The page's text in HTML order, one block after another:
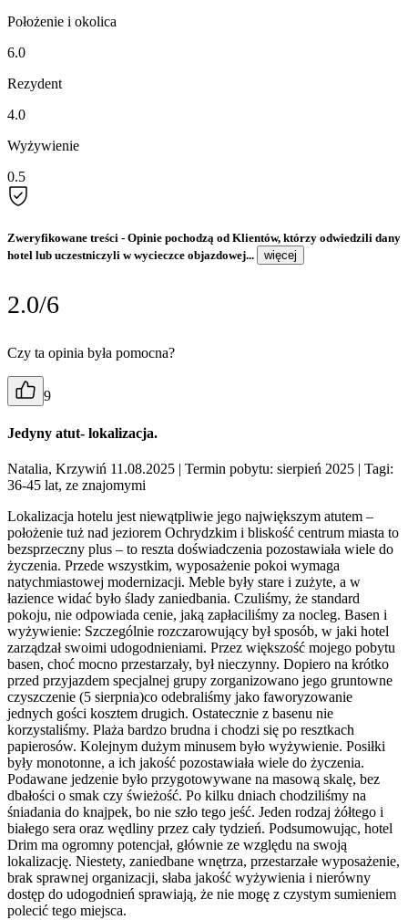
Położenie i okolica
6.0
Rezydent
4.0
Wyżywienie
0.5
Zweryfikowane treści - Opinie pochodzą od Klientów, którzy odwiedzili dany
hotel lub uczestniczyli w wycieczce objazdowej...
więcej
2.0/6
Czy ta opinia była pomocna?
9
Jedyny atut- lokalizacja.
Natalia, Krzywiń 11.08.2025 | Termin pobytu: sierpień 2025 | Tagi:
36-45 lat, ze znajomymi
Lokalizacja hotelu jest niewątpliwie jego największym atutem –
położenie tuż nad jeziorem Ochrydzkim i bliskość centrum miasta to
bezsprzeczny plus – to reszta doświadczenia pozostawiała wiele do
życzenia. Przede wszystkim, wyposażenie pokoi wymaga
natychmiastowej modernizacji. Meble były stare i zużyte, a w
łazience widać było ślady zaniedbania. Czuliśmy, że standard
pokoju, nie odpowiada cenie, jaką zapłaciliśmy za nocleg. Basen i
wyżywienie: Szczególnie rozczarowujący był sposób, w jaki hotel
zarządzał swoimi udogodnieniami. Przez większość mojego pobytu
basen, choć mocno przestarzały, był nieczynny. Dopiero na krótko
przed przyjazdem specjalnej grupy zorganizowano jego gruntowne
czyszczenie (5 sierpnia)co odebraliśmy jako faworyzowanie
jednych gości kosztem drugich. Ostatecznie z basenu nie
korzystaliśmy. Plaża bardzo brudna i chodzi się po resztkach
papierosów. Kolejnym dużym minusem było wyżywienie. Posiłki
były monotonne, a ich jakość pozostawiała wiele do życzenia.
Podawane jedzenie było przygotowywane na masową skalę, bez
dbałości o smak czy świeżość. Po kilku dniach chodziliśmy na
śniadania do knajpek, bo nie szło tego jeść. Jeden rodzaj żółtego i
białego sera oraz wędliny przez cały tydzień. Podsumowując, hotel
Drim ma ogromny potencjał, głównie ze względu na swoją
lokalizację. Niestety, zaniedbane wnętrza, przestarzałe wyposażenie,
brak sprawnej organizacji, słaba jakość wyżywienia i nierówny
dostęp do udogodnień sprawiają, że nie mogę z czystym sumieniem
polecić tego miejsca.